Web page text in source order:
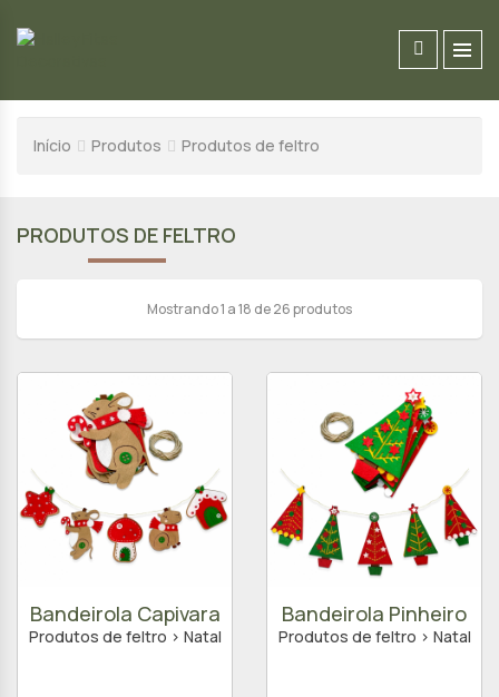
Início Produtos Produtos de feltro
PRODUTOS DE FELTRO
Mostrando 1 a 18 de 26 produtos
Bandeirola Capivara
Produtos de feltro > Natal
Bandeirola Pinheiro
Produtos de feltro > Natal